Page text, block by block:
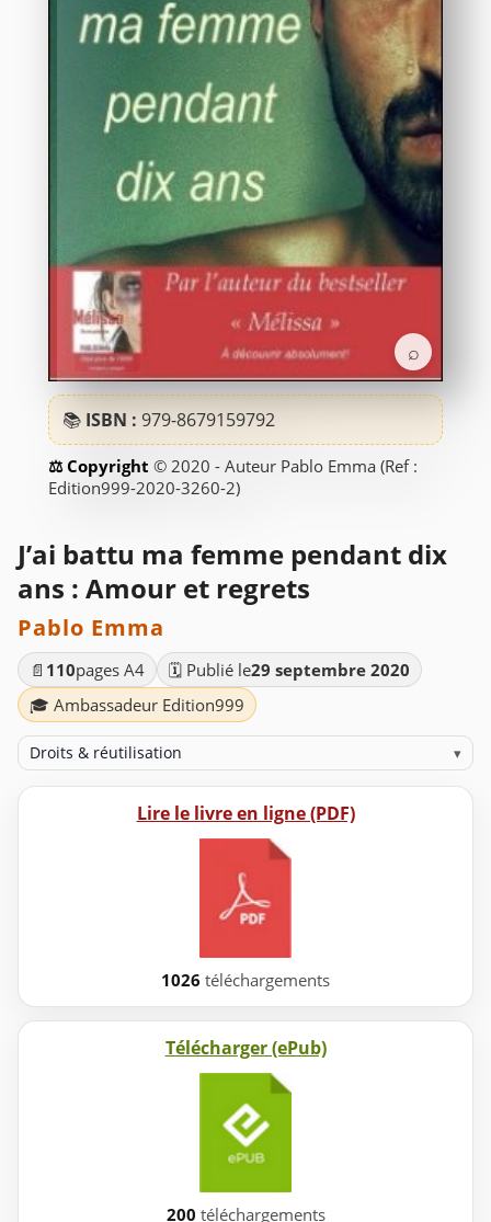
⌕
📚 ISBN : 979-8679159792
© 2020 - Auteur Pablo Emma (Ref :
Edition999-2020-3260-2)
J’ai battu ma femme pendant dix
ans : Amour et regrets
Pablo Emma
📄 110pages A4 🗓️ Publié le29 septembre 2020
🎓 Ambassadeur Edition999
Droits & réutilisation ▾
Lire le livre en ligne (PDF)
1026 téléchargements
Télécharger (ePub)
200 téléchargements